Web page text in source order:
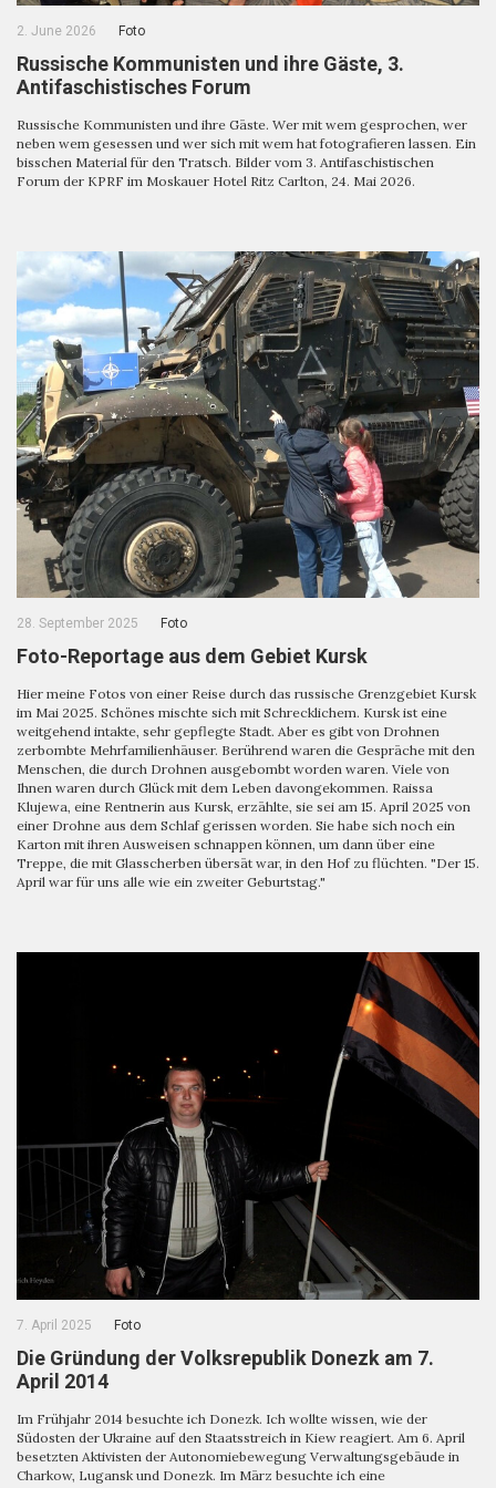
2. June 2026 Foto
Russische Kommunisten und ihre Gäste, 3.
Antifaschistisches Forum
Russische Kommunisten und ihre Gäste. Wer mit wem gesprochen, wer
neben wem gesessen und wer sich mit wem hat fotografieren lassen. Ein
bisschen Material für den Tratsch. Bilder vom 3. Antifaschistischen
Forum der KPRF im Moskauer Hotel Ritz Carlton, 24. Mai 2026.
28. September 2025 Foto
Foto-Reportage aus dem Gebiet Kursk
Hier meine Fotos von einer Reise durch das russische Grenzgebiet Kursk
im Mai 2025. Schönes mischte sich mit Schrecklichem. Kursk ist eine
weitgehend intakte, sehr gepflegte Stadt. Aber es gibt von Drohnen
zerbombte Mehrfamilienhäuser. Berührend waren die Gespräche mit den
Menschen, die durch Drohnen ausgebombt worden waren. Viele von
Ihnen waren durch Glück mit dem Leben davongekommen. Raissa
Klujewa, eine Rentnerin aus Kursk, erzählte, sie sei am 15. April 2025 von
einer Drohne aus dem Schlaf gerissen worden. Sie habe sich noch ein
Karton mit ihren Ausweisen schnappen können, um dann über eine
Treppe, die mit Glasscherben übersät war, in den Hof zu flüchten. "Der 15.
April war für uns alle wie ein zweiter Geburtstag."
7. April 2025 Foto
Die Gründung der Volksrepublik Donezk am 7.
April 2014
Im Frühjahr 2014 besuchte ich Donezk. Ich wollte wissen, wie der
Südosten der Ukraine auf den Staatsstreich in Kiew reagiert. Am 6. April
besetzten Aktivisten der Autonomiebewegung Verwaltungsgebäude in
Charkow, Lugansk und Donezk. Im März besuchte ich eine